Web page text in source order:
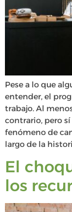
Pese a lo que
entender, el
trabajo. Al
contrario, pero
fenómeno de
largo de la
El
los